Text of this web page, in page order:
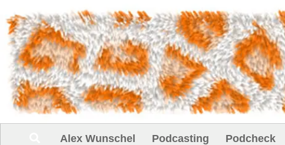
Unter dem Inhalt
Alex Wunschel Podcasting Podcheck